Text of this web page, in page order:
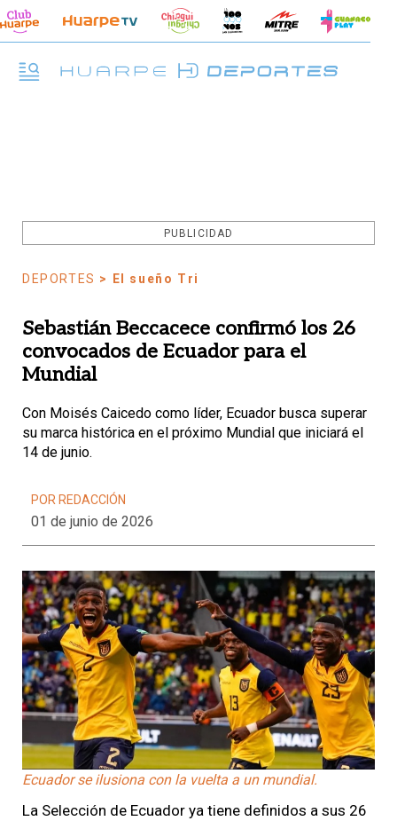
PUBLICIDAD
DEPORTES > El sueño Tri
Sebastián Beccacece confirmó los 26
convocados de Ecuador para el
Mundial
Con Moisés Caicedo como líder, Ecuador busca superar
su marca histórica en el próximo Mundial que iniciará el
14 de junio.
POR REDACCIÓN
01 de junio de 2026
Ecuador se ilusiona con la vuelta a un mundial.
La Selección de Ecuador ya tiene definidos a sus 26